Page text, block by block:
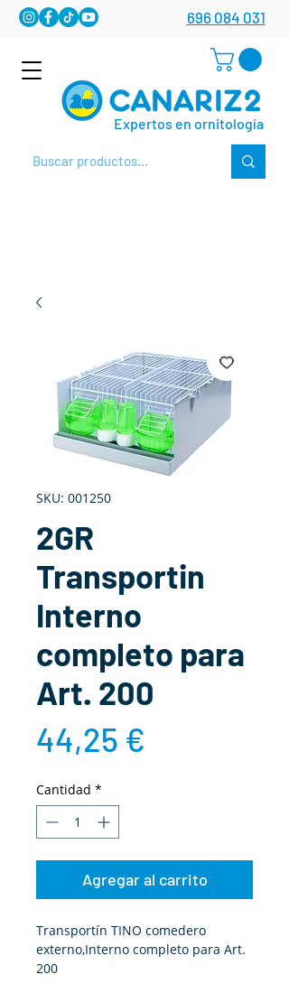
Expertos en ornitología
696 084 031
SKU: 001250
2GR
Transportin
Interno
completo para
Art. 200
44,25 €
Cantidad *
Agregar al carrito
Transportín TINO comedero
externo,Interno completo para Art.
200